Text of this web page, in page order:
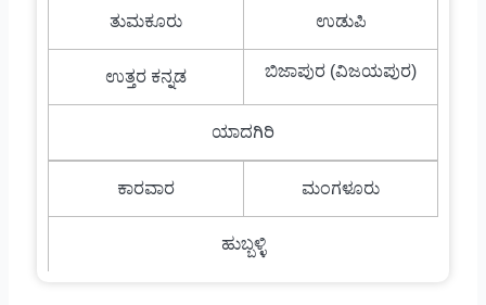
ತುಮಕೂರು ಉಡುಪಿ
ಉತ್ತರ ಕನ್ನಡ ಬಿಜಾಪುರ (ವಿಜಯಪುರ)
ಯಾದಗಿರಿ
ಕಾರವಾರ ಮಂಗಳೂರು
ಹುಬ್ಬಳ್ಳಿ